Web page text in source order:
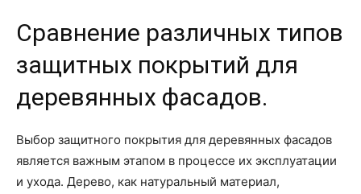
Сравнение различных типов
защитных покрытий для
деревянных фасадов.
Выбор защитного покрытия для деревянных фасадов
является важным этапом в процессе их эксплуатации
и ухода. Дерево, как натуральный материал,